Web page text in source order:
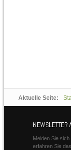
Aktuelle Seite:
NEWSLETTER
Melden Sie
erfahren Sie